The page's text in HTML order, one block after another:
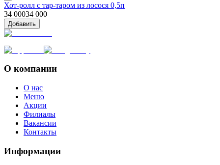
Хот-ролл с тар-таром из лосося 0,5п
34 00034 000
Добавить
О компании
О нас
Меню
Акции
Филиалы
Вакансии
Контакты
Информации